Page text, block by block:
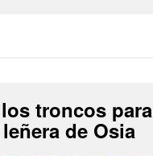
troncos para
de Osia